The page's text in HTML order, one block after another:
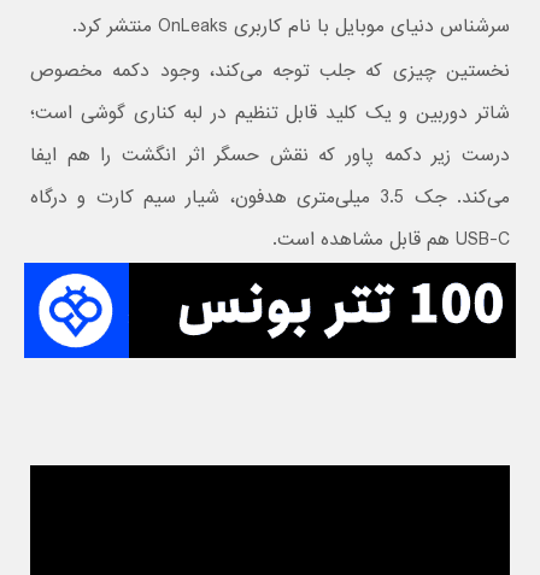
سرشناس دنیای موبایل با نام کاربری OnLeaks منتشر کرد.
نخستین چیزی که جلب توجه می‌کند، وجود دکمه مخصوص
شاتر دوربین و یک کلید قابل تنظیم در لبه کناری گوشی است؛
درست زیر دکمه پاور که نقش حسگر اثر انگشت را هم ایفا
می‌کند. جک 3.5 میلی‌متری هدفون، شیار سیم کارت و درگاه
USB-C هم قابل مشاهده است.